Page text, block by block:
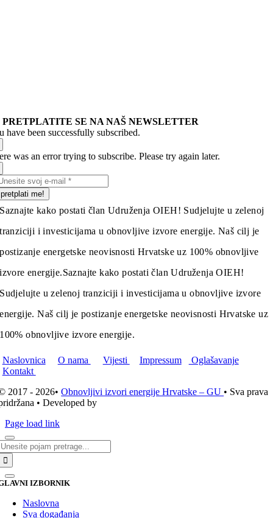
PRETPLATITE SE NA NAŠ NEWSLETTER
have been successfully subscribed.
was an error trying to subscribe. Please try again later.
pretplati me!
Saznajte kako postati član Udruženja OIEH! Sudjelujte u zelenoj
tranziciji i investicijama u obnovljive izvore energije. Naš cilj je
postizanje energetske neovisnosti Hrvatske uz 100% obnovljive
izvore energije.Saznajte kako postati član Udruženja OIEH!
Sudjelujte u zelenoj tranziciji i investicijama u obnovljive izvore
energije. Naš cilj je postizanje energetske neovisnosti Hrvatske uz
100% obnovljive izvore energije.
Naslovnica O nama Vijesti Impressum
Oglašavanje
Kontakt
2017 - 2026•Obnovljivi izvori energije Hrvatske – GU • Sva prava
• Developed by
Page load link
IZBORNIK
Naslovna
Sva događanja